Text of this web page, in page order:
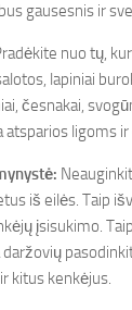
gausesnis ir
nuo tų,
lapiniai
česnakai,
atsparios ligoms
iš eilės. Taip
įsisukimo.
daržovių
kitus kenkėjus.